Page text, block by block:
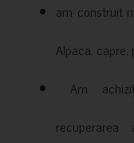
am construit
Alpaca, capre,
Am